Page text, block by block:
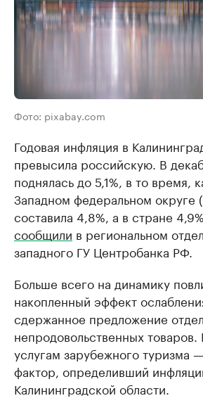
Фото: pixabay.com
Годовая инфляция в
превысила российскую. В
поднялась до 5,1%, в то время,
Западном федеральном
составила 4,8%, а в стране
сообщили в региональном
западного ГУ Центробанка РФ.
Больше всего на динамику
накопленный эффект
сдержанное предложение
непродовольственных товаров.
услугам зарубежного туризма
фактор, определивший
Калининградской области.